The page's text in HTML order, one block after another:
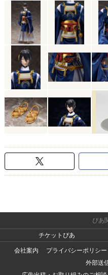
ぴあ
チケットぴあ
会社案内
プライバシーポリシー
外部送